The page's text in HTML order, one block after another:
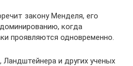
закону Менделя, его
когда
проявляются одновременно.
и других ученых